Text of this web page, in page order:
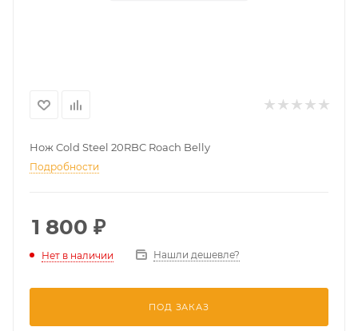
Нож Cold Steel 20RBC Roach Belly
Подробности
1 800 ₽
Нет в наличии Нашли дешевле?
ПОД ЗАКАЗ